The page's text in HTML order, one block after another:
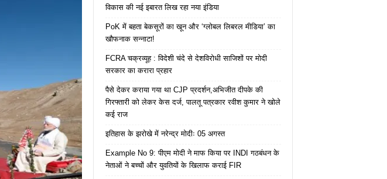
विकास की नई इबारत लिख रहा नया इंडिया
PoK में बहता बेकसूरों का खून और ‘ग्लोबल लिबरल मीडिया’ का
खौफनाक सन्नाटा!
FCRA चक्रव्यूह : विदेशी चंदे से देशविरोधी साजिशों पर मोदी
सरकार का करारा प्रहार
पैसे देकर कराया गया था CJP प्रदर्शन,अभिजीत दीपके की
गिरफ्तारी को लेकर केस दर्ज, पालतू पत्रकार रवीश कुमार ने खोले
कई राज
इतिहास के झरोखे में नरेन्द्र मोदीः 05 अगस्त
Example No 9: पीएम मोदी ने माफ किया पर INDI गठबंधन के
नेताओं ने बच्चों और युवतियों के खिलाफ कराई FIR